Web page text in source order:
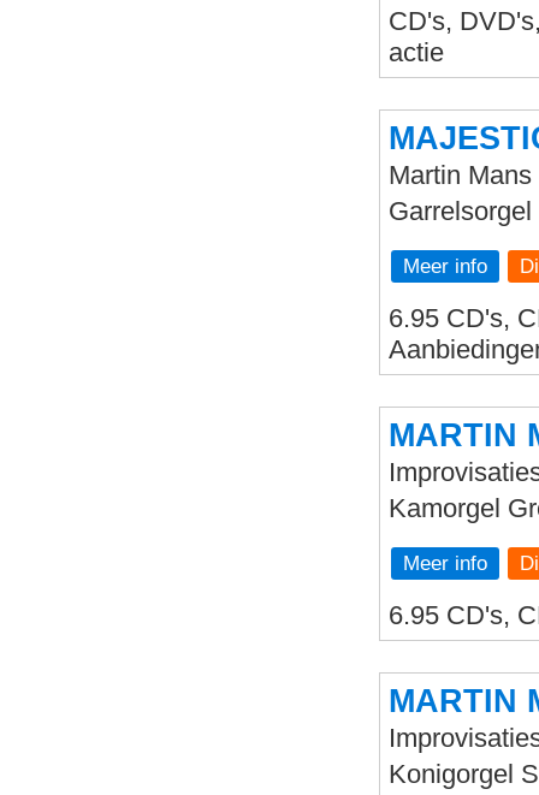
CD's,
actie
Martin
Meer info
6.95 CD's,
MARTIN
Kamorgel
Meer info
6.95 CD's,
MARTIN
Konigorgel